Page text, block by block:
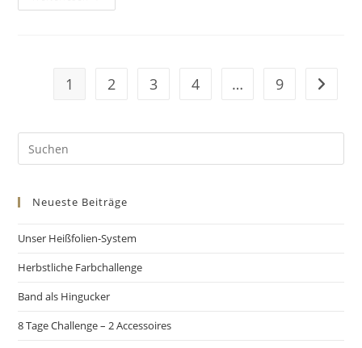
1 2 3 4 … 9
Neueste Beiträge
Unser Heißfolien-System
Herbstliche Farbchallenge
Band als Hingucker
8 Tage Challenge – 2 Accessoires